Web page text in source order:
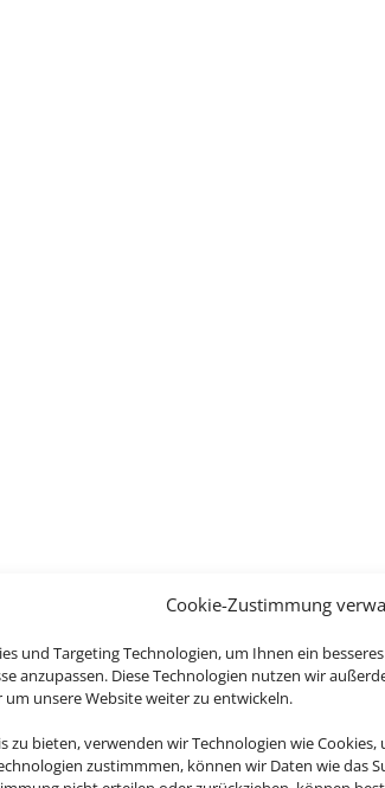
Cookie-Zustimmung
und Targeting Technologien, um Ihnen ein
anzupassen. Diese Technologien nutzen wir
unsere Website weiter zu entwickeln.
zu bieten, verwenden wir Technologien wie
zustimmmen, können wir Daten wie das